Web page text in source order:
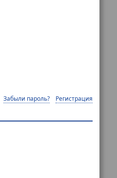
Забыли пароль? Регистрация